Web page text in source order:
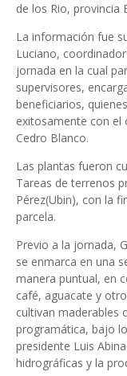
de los Rio, provincia
La información fue
Luciano,
jornada en la cual
supervisores,
beneficiarios,
exitosamente con el
Cedro Blanco.
Las plantas fueron
Tareas de terrenos
Pérez(Ubin), con la
parcela.
Previo a la jornada,
se enmarca en una
manera puntual, en
café, aguacate y
cultivan maderables
programática, bajo
presidente Luis
hidrográficas y la